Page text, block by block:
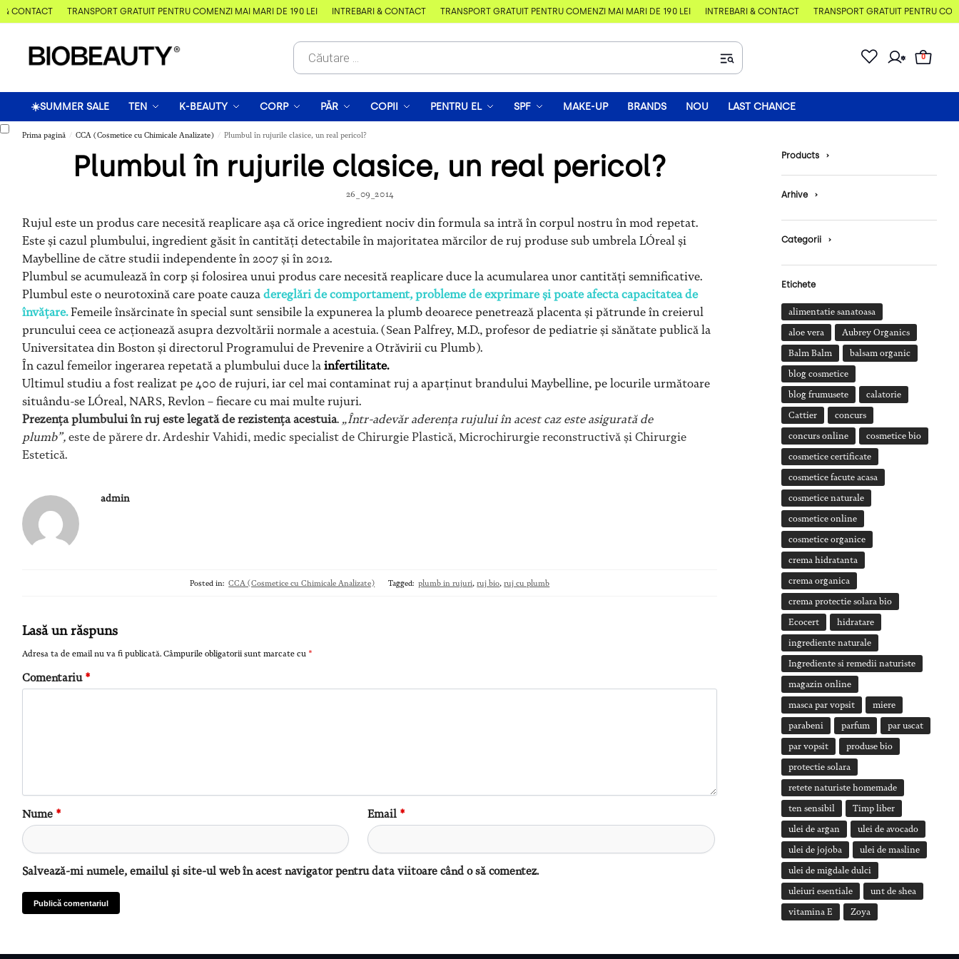
CONTACT TRANSPORT GRATUIT PENTRU COMENZI MAI MARI DE 190 LEI ÎNTREBĂRI & CONTACT TRANSPORT GRATUIT PENTRU COMENZI MAI MARI DE 190 LEI ÎNTREBĂRI & CONTACT TRANSPORT GRATUIT PENTRU
0
☀️SUMMER SALE TEN K-BEAUTY CORP PĂR COPII PENTRU EL SPF MAKE-UP BRANDS NOU LAST CHANCE
Prima pagină / CCA (Cosmetice cu Chimicale Analizate) / Plumbul în rujurile clasice, un real pericol?
Plumbul în rujurile clasice, un real pericol?
26_09_2014
Rujul este un produs care necesită reaplicare așa că orice ingredient nociv din formula sa intră în corpul nostru în mod repetat.
Este și cazul plumbului, ingredient găsit în cantități detectabile în majoritatea mărcilor de ruj produse sub umbrela LÓreal și
Maybelline de către studii independente în 2007 și în 2012.
Plumbul se acumulează în corp și folosirea unui produs care necesită reaplicare duce la acumularea unor cantități semnificative.
Plumbul este o neurotoxină care poate cauzadereglări de comportament, probleme de exprimare și poate afecta capacitatea de
învățare. Femeile însărcinate în special sunt sensibile la expunerea la plumb deoarece penetrează placenta și pătrunde în creierul
pruncului ceea ce acționează asupra dezvoltării normale a acestuia. (Sean Palfrey, M.D., profesor de pediatrie și sănătate publică la
Universitatea din Boston și directorul Programului de Prevenire a Otrăvirii cu Plumb).
În cazul femeilor ingerarea repetată a plumbului duce la infertilitate.
Ultimul studiu a fost realizat pe 400 de rujuri, iar cel mai contaminat ruj a aparținut brandului Maybelline, pe locurile următoare
situându-se LÓreal, NARS, Revlon – fiecare cu mai multe rujuri.
Prezența plumbului în ruj este legată de rezistența acestuia. „Într-adevăr aderența rujului în acest caz este asigurată de
plumb”, este de păreredr. Ardeshir Vahidi, medic specialist de Chirurgie Plastică, Microchirurgie reconstructivă și Chirurgie
Estetică.
admin
Posted in: CCA (Cosmetice cu Chimicale Analizate) Tagged: plumb in rujuri,ruj bio,ruj cu plumb
Lasă un răspuns
Adresa ta de email nu va fi publicată. Câmpurile obligatorii sunt marcate cu *
Comentariu *
Nume * Email *
Salvează-mi numele, emailul și site-ul web în acest navigator pentru data viitoare când o să comentez.
Products ›
Arhive ›
Categorii ›
Etichete
alimentatie sanatoasa
aloe vera Aubrey Organics
Balm Balm balsam organic
blog cosmetice
blog frumusete calatorie
Cattier concurs
concurs online cosmetice bio
cosmetice certificate
cosmetice facute acasa
cosmetice naturale
cosmetice online
cosmetice organice
crema hidratanta
crema organica
crema protectie solara bio
Ecocert hidratare
ingrediente naturale
Ingrediente si remedii naturiste
magazin online
masca par vopsit miere
parabeni parfum par uscat
par vopsit produse bio
protectie solara
retete naturiste homemade
ten sensibil Timp liber
ulei de argan ulei de avocado
ulei de jojoba ulei de masline
ulei de migdale dulci
uleiuri esentiale unt de shea
vitamina E Zoya